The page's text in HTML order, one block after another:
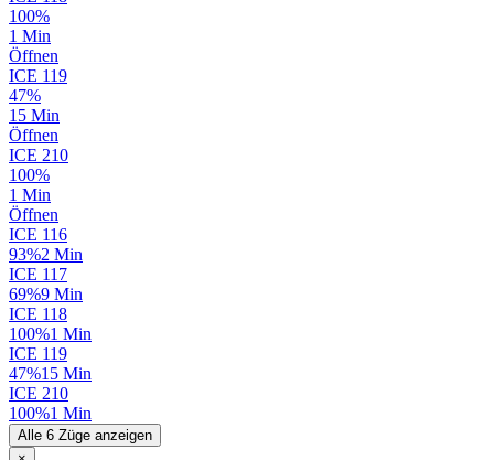
100%
1 Min
Öffnen
ICE 119
47%
15 Min
Öffnen
ICE 210
100%
1 Min
Öffnen
ICE 116
93%2 Min
ICE 117
69%9 Min
ICE 118
100%1 Min
ICE 119
47%15 Min
ICE 210
100%1 Min
Alle 6 Züge anzeigen